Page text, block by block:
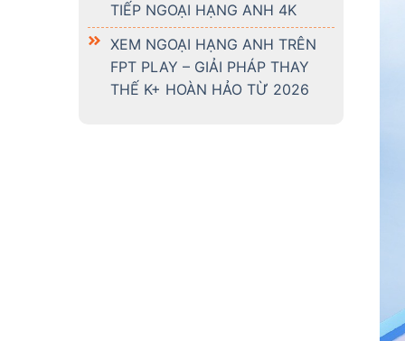
TIẾP NGOẠI HẠNG ANH 4K
XEM NGOẠI HẠNG ANH TRÊN
FPT PLAY – GIẢI PHÁP THAY
THẾ K+ HOÀN HẢO TỪ 2026